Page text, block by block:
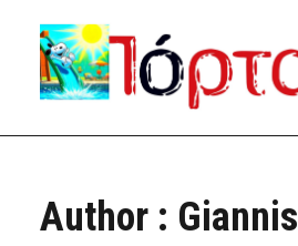
Author : Giannis